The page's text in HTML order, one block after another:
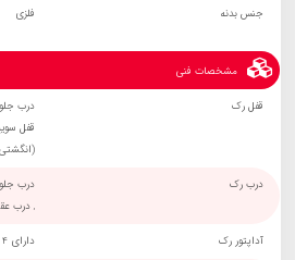
جنس بدنه فلزی
مشخصات فنی
قفل رک
درب
قفل
درب رک
درب
, درب
آداپتور رک دارای 4 آداپتور عمودی و 6 آداپتور افقی